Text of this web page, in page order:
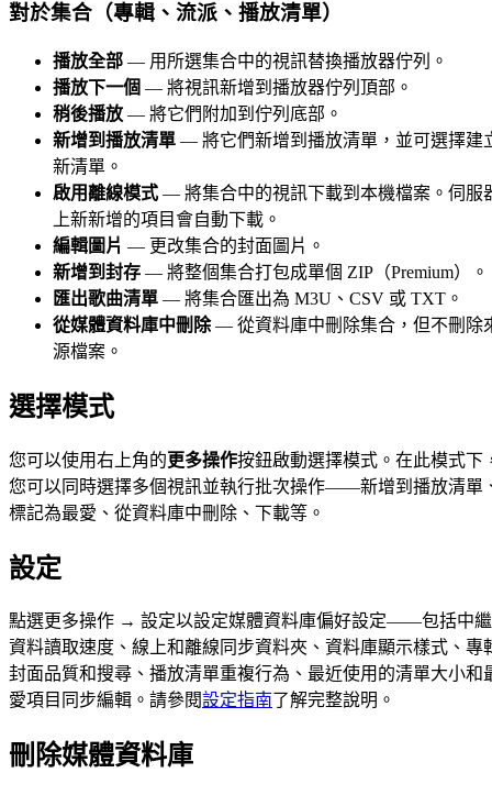
對於集合（專輯、流派、播放清單）
播放全部 — 用所選集合中的視訊替換播放器佇列。
播放下一個 — 將視訊新增到播放器佇列頂部。
稍後播放 — 將它們附加到佇列底部。
新增到播放清單 — 將它們新增到播放清單，並可選擇建
新清單。
啟用離線模式 — 將集合中的視訊下載到本機檔案。伺服
上新新增的項目會自動下載。
編輯圖片 — 更改集合的封面圖片。
新增到封存 — 將整個集合打包成單個 ZIP（Premium）。
匯出歌曲清單 — 將集合匯出為 M3U、CSV 或 TXT。
從媒體資料庫中刪除— 從資料庫中刪除集合，但不刪除
源檔案。
選擇模式
您可以使用右上角的更多操作按鈕啟動選擇模式。在此模式下
您可以同時選擇多個視訊並執行批次操作——新增到播放清單
標記為最愛、從資料庫中刪除、下載等。
設定
點選更多操作 → 設定以設定媒體資料庫偏好設定——包括中繼
資料讀取速度、線上和離線同步資料夾、資料庫顯示樣式、專
封面品質和搜尋、播放清單重複行為、最近使用的清單大小和
愛項目同步編輯。請參閱設定指南了解完整說明。
刪除媒體資料庫